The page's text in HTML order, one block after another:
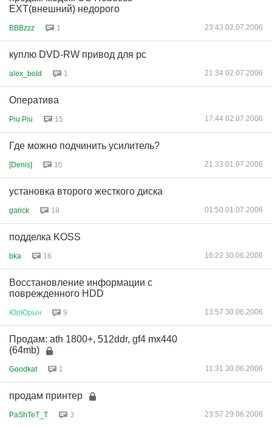
EXT(внешний) недорого
BBBzzz 1 23:43 02.07.2006
куплю DVD-RW привод для рс
alex_bold 1 21:34 02.07.2006
Оператива
Piu Piu 15 17:44 02.07.2006
Где можно подчинить усилитель?
[Denis] 10 21:33 01.07.2006
установка второго жесткого диска
garick 18 01:50 01.07.2006
подделка KOSS
bka 16 16:22 30.06.2006
Восстановление информации с
поврежденного HDD
ЮрЮрыч 9 13:57 30.06.2006
Продам: ath 1800+, 512ddr, gf4 mx440
(64mb)
Goodkat 1 11:31 30.06.2006
продам принтер
PaShTeT_T 3 23:57 29.06.2006